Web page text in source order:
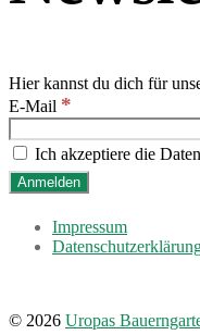
Hier kannst du dich für
E-Mail *
Ich akzeptiere die
Impressum
© 2026 Uropas